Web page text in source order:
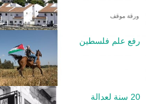
ورقة موقف
رفع علم فلسطين
20 سنة لعدالة